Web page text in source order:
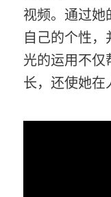
视频。通过她
自己的个性
光的运用不仅
长，还使她在